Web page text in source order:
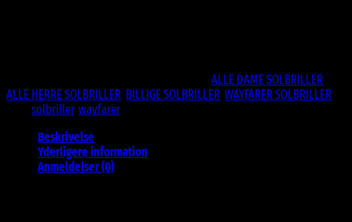
ALLE DAME SOLBRILLER
ALLE HERRE SOLBRILLER BILLIGE SOLBRILLER WAYFARER SOLBRILLER
solbriller, wayfarer
Beskrivelse
Yderligere information
Anmeldelser (0)